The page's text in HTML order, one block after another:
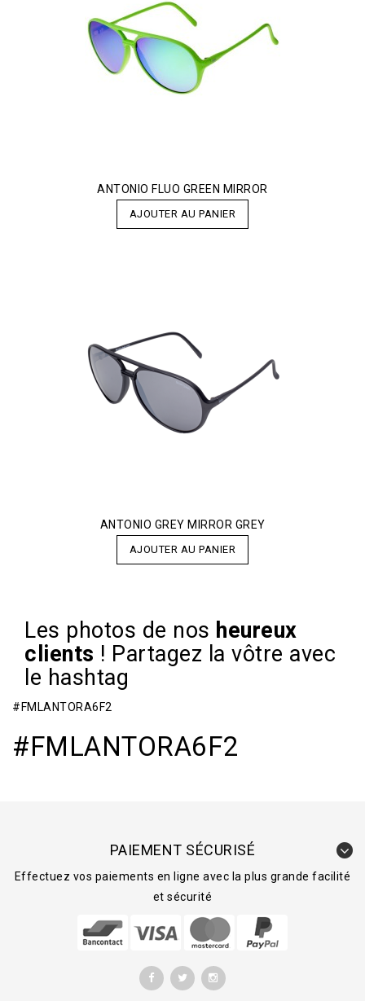
ANTONIO FLUO GREEN MIRROR
AJOUTER AU PANIER
ANTONIO GREY MIRROR GREY
AJOUTER AU PANIER
Les photos de nos heureux
clients ! Partagez la vôtre avec
le hashtag
#FMLANTORA6F2
#FMLANTORA6F2
PAIEMENT SÉCURISÉ
Effectuez vos paiements en ligne avec la plus grande facilité
et sécurité